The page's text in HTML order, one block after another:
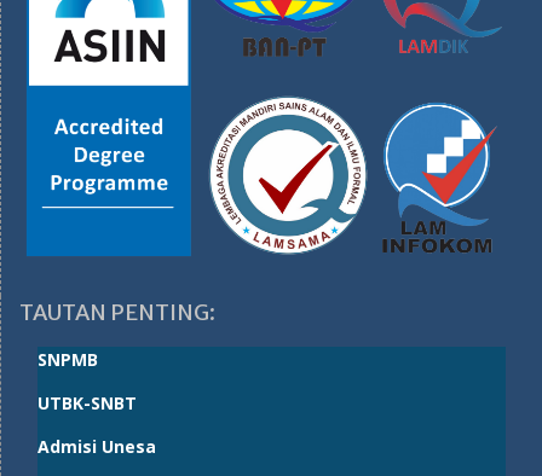
TAUTAN PENTING:
SNPMB
UTBK-SNBT
Admisi Unesa